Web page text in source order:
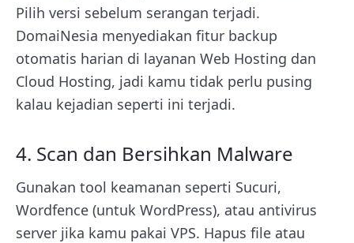
Pilih versi sebelum serangan terjadi.
DomaiNesia menyediakan fitur backup
otomatis harian di layanan Web Hosting dan
Cloud Hosting, jadi kamu tidak perlu pusing
kalau kejadian seperti ini terjadi.
4. Scan dan Bersihkan Malware
Gunakan tool keamanan seperti Sucuri,
Wordfence (untuk WordPress), atau antivirus
server jika kamu pakai VPS. Hapus file atau